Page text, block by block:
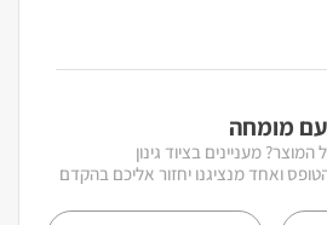
מומחה
מעניינים בציוד גינון
ואחד מנציגנו יחזור אליכם בהקדם